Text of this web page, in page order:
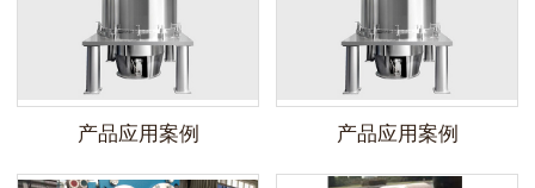
产品应用案例 产品应用案例